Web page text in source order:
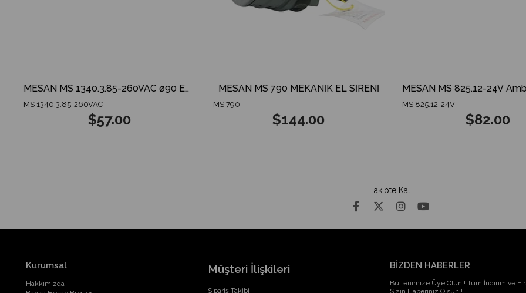
MESAN MS 1340.3.85-260VAC ø90 ENDÜSTRİYEL İKAZ LAMBA TABAN MONTAJ
MS 1340.3.85-260VAC
$57.00
MESAN MS 790 MEKANİK EL SİRENİ
MS 790
$144.00
MS 825.12-24V
$82.00
Takipte Kal
Kurumsal
Hakkımızda
Müşteri İlişkileri
Sipariş Takibi
BİZDEN HABERLER
Bültenimize Üye Olun ! Tüm İndirim ve
Sizin Haberiniz Olsun !